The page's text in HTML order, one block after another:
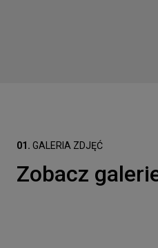
01. GALERIA ZDJĘĆ
Zobacz